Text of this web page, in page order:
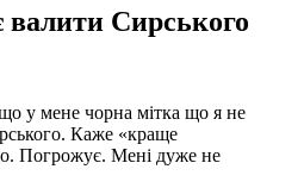
валити Сирського
у мене чорна мітка що я не
Каже «краще
Погрожує. Мені дуже не